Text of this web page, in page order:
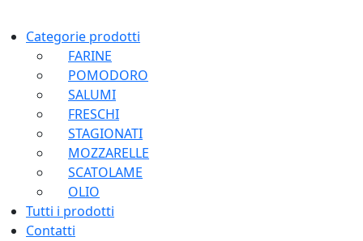
Categorie prodotti
FARINE
POMODORO
SALUMI
FRESCHI
STAGIONATI
MOZZARELLE
SCATOLAME
OLIO
Tutti i prodotti
Contatti